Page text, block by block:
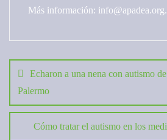
Más información:
de
entradas
Echaron a una nena con autismo
Palermo
Cómo tratar el autismo en los